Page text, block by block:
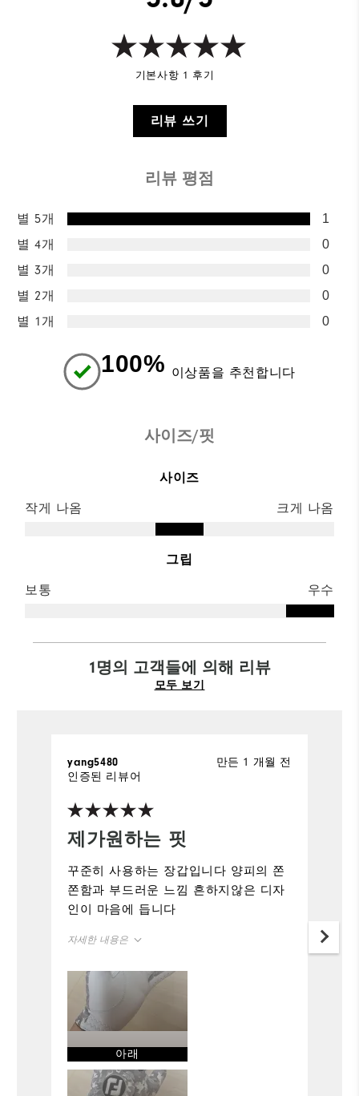
기본사항 1 후기
리뷰 쓰기
리뷰 평점
별 5개 1
별 4개 0
별 3개 0
별 2개 0
별 1개 0
100% 이상품을 추천합니다
사이즈/핏
사이즈
작게 나옴 크게 나옴
그립
보통 우수
1명의 고객들에 의해 리뷰
모두 보기
제가원하는 핏
만든 1 개월 전
yang5480
인증된 리뷰어
꾸준히 사용하는 장갑입니다 양피의 쫀
쫀함과 부드러운 느낌 흔하지않은 디자
인이 마음에 듭니다
자세한 내용은
사이즈 정사이즈
그립
내구성
아래